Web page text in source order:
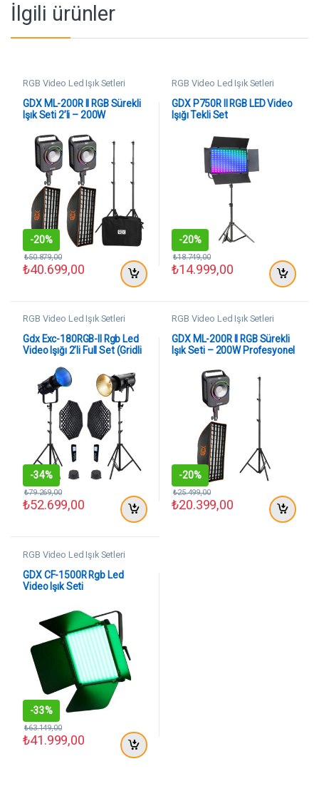
İlgili ürünler
RGB Video Led Işık Setleri
GDX ML-200R II RGB Sürekli
Işık Seti 2’li – 200W
Fotoğraf Aydınlatma Kiti
(Softbox + Tripod + Çanta)
-20%
₺40.699,00
₺50.879,00
RGB Video Led Işık Setleri
GDX P750R II RGB LED Video
Işığı Tekli Set
-20%
₺14.999,00
₺18.749,00
RGB Video Led Işık Setleri
Gdx Exc-180RGB-II Rgb Led
Video Işığı 2’li Full Set (Gridli
Kalın Işık Ayağı)
-34%
₺52.699,00
₺79.269,00
RGB Video Led Işık Setleri
GDX ML-200R II RGB Sürekli
Işık Seti – 200W Profesyonel
Kiti (Softbox + Tripod)
-20%
₺20.399,00
₺25.499,00
RGB Video Led Işık Setleri
GDX CF-1500R Rgb Led
Video Işık Seti
-33%
₺41.999,00
₺63.149,00